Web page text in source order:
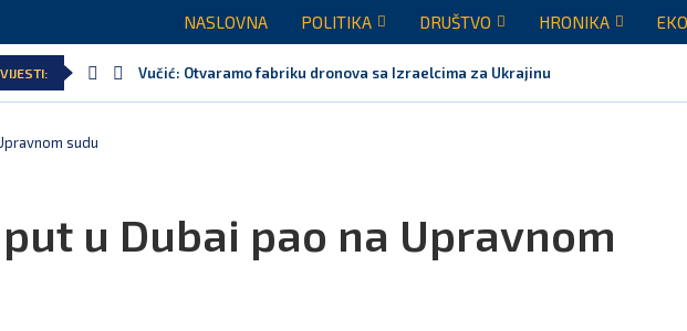
NASLOVNA POLITIKA DRUŠTVO HRONIKA
Vučić: Otvaramo fabriku dronova sa Izraelcima za Ukrajinu
sudu
u Dubai pao na Upravnom